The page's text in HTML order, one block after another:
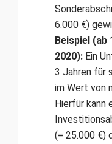
6.000 €)
Beispiel (ab
2020): Ein
3 Jahren für
im Wert von
Hierfür kann
(= 25.000 €)